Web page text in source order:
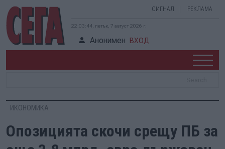
СИГНАЛ РЕКЛАМА
22:03:45, петък, 7 август 2026 г.
Анонимен ВХОД
ИКОНОМИКА
Опозицията скочи срещу ПБ за